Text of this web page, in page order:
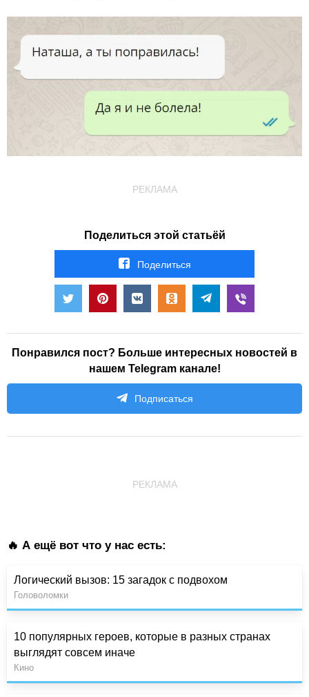
РЕКЛАМА
Поделиться этой статьёй
Поделиться
Понравился пост? Больше интересных новостей в
нашем Telegram канале!
Подписаться
РЕКЛАМА
🔥 А ещё вот что у нас есть:
Логический вызов: 15 загадок с подвохом
Головоломки
10 популярных героев, которые в разных странах
выглядят совсем иначе
Кино